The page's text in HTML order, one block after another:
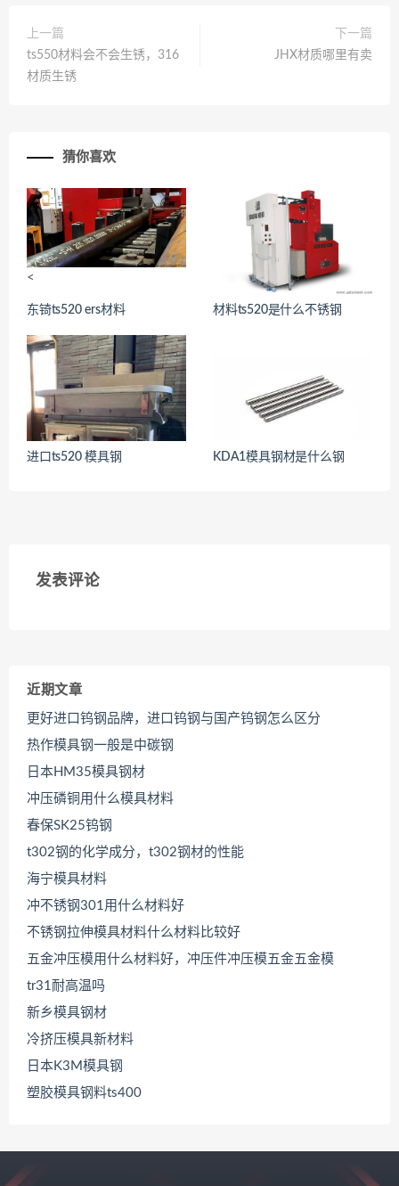
上一篇
ts550材料会不会生锈，316
材质生锈
下一篇
JHX材质哪里有卖
猜你喜欢
<
东锜ts520 ers材料 <
材料ts520是什么不锈钢
进口ts520 模具钢
<
KDA1模具钢材是什么钢
发表评论
近期文章
更好进口钨钢品牌，进口钨钢与国产钨钢怎么区分
热作模具钢一般是中碳钢
日本HM35模具钢材
冲压磷铜用什么模具材料
春保SK25钨钢
t302钢的化学成分，t302钢材的性能
海宁模具材料
冲不锈钢301用什么材料好
不锈钢拉伸模具材料什么材料比较好
五金冲压模用什么材料好，冲压件冲压模五金五金模
tr31耐高温吗
新乡模具钢材
冷挤压模具新材料
日本K3M模具钢
塑胶模具钢料ts400